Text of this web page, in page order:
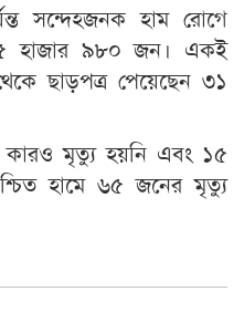
সন্দেহজনক হাম রোগে
হাজার ৯৮০ জন। একই
ছাড়পত্র পেয়েছেন ৩১
কারও মৃত্যু হয়নি এবং ১৫
হামে ৬৫ জনের মৃত্যু